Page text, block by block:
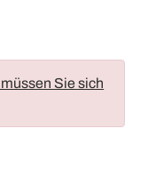
Sie sich